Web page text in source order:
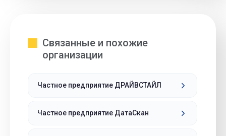
Связанные и похожие
организации
Частное предприятие ДРАЙВСТАЙЛ
Частное предприятие ДатаСкан